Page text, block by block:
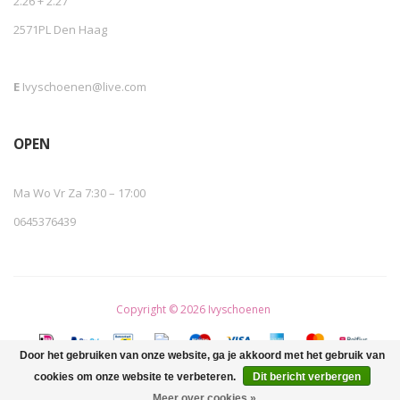
2571PL Den Haag
E Ivyschoenen@live.com
OPEN
Ma Wo Vr Za 7:30 – 17:00
0645376439
Copyright © 2026 Ivyschoenen
Door het gebruiken van onze website, ga je akkoord met het gebruik van
cookies om onze website te verbeteren.
Dit bericht verbergen